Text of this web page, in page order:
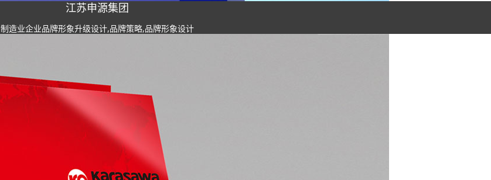
江苏申源集团
制造业企业品牌形象升级设计,品牌策略,品牌形象设计